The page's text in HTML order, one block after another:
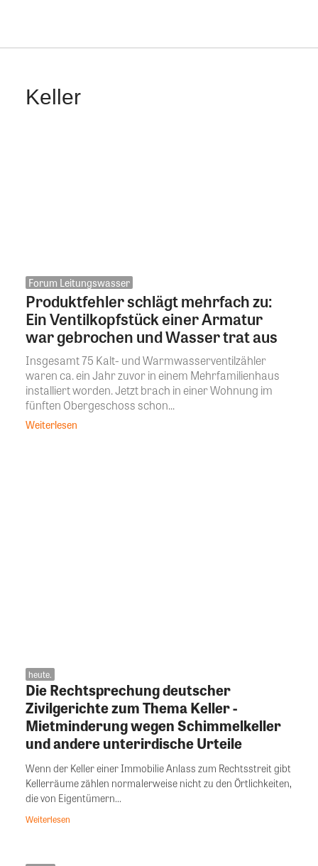
Keller
Forum Leitungswasser
Produktfehler schlägt mehrfach zu:
Ein Ventilkopfstück einer Armatur
war gebrochen und Wasser trat aus
Insgesamt 75 Kalt- und Warmwasserventilzähler
waren ca. ein Jahr zuvor in einem Mehrfamilienhaus
installiert worden. Jetzt brach in einer Wohnung im
fünften Obergeschoss schon...
Weiterlesen
heute.
Die Rechtsprechung deutscher
Zivilgerichte zum Thema Keller -
Mietminderung wegen Schimmelkeller
und andere unterirdische Urteile
Wenn der Keller einer Immobilie Anlass zum Rechtsstreit gibt
Kellerräume zählen normalerweise nicht zu den Örtlichkeiten,
die von Eigentümern...
Weiterlesen